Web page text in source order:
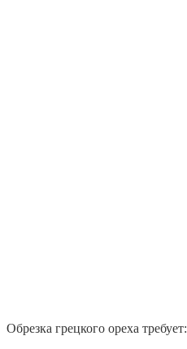
Обрезка грецкого ореха требует: